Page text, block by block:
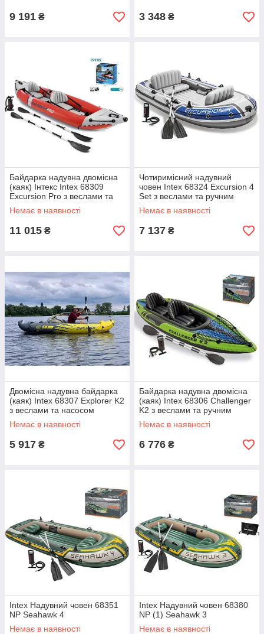
9 191 ₴ 3 348 ₴
Байдарка надувна двомісна
(каяк) Інтекс Intex 68309
Excursion Pro з веслами та
насосом, 384 х 94 см
Немає в наявності
11 015 ₴
Чотиримісний надувний
човен Intex 68324 Excursion 4
Set з веслами та ручним
насосом, 315 х 165 см
Немає в наявності
7 137 ₴
Двомісна надувна байдарка
(каяк) Intex 68307 Explorer K2
з веслами та насосом
(312*91 см)
Немає в наявності
5 917 ₴
Байдарка надувна двомісна
(каяк) Intex 68306 Challenger
K2 з веслами та ручним
насосом, 351 х 76 см
Немає в наявності
6 776 ₴
Intex Надувний човен 68351
NP Seahawk 4
Немає в наявності
Intex Надувний човен 68380
NP (1) Seahawk 3
Немає в наявності